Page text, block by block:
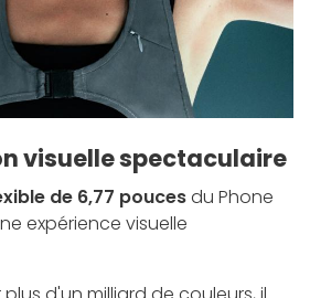
visuelle spectaculaire
de 6,77 poucesdu Phone
expérience visuelle